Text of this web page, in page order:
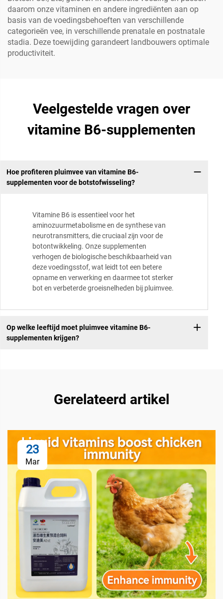
daarom onze vitaminen en andere ingrediënten aan op
basis van de voedingsbehoeften van verschillende
categorieën vee, in verschillende prenatale en postnatale
stadia. Deze toewijding garandeert landbouwers optimale
productiviteit.
Veelgestelde vragen over
vitamine B6-supplementen
Hoe profiteren pluimvee van vitamine B6-
supplementen voor de botstofwisseling?
Vitamine B6 is essentieel voor het
aminozuurmetabolisme en de synthese van
neurotransmitters, die cruciaal zijn voor de
botontwikkeling. Onze supplementen
verhogen de biologische beschikbaarheid van
deze voedingsstof, wat leidt tot een betere
opname en verwerking en daarmee tot sterker
bot en verbeterde groeisnelheden bij pluimvee.
Op welke leeftijd moet pluimvee vitamine B6-
supplementen krijgen?
Gerelateerd artikel
23
Mar